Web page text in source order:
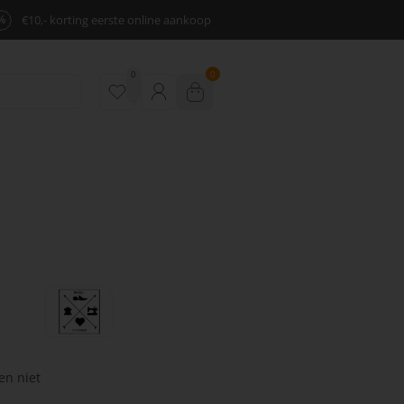
€10,- korting eerste online aankoop
0 0
niet